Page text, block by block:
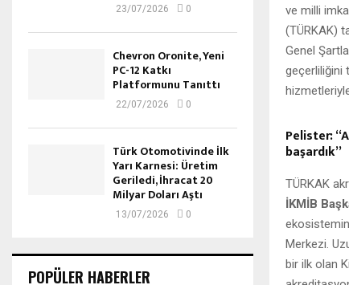
ve milli
(TÜRKAK)
Genel
geçerliliğini
Pelister:
başardık”
TÜRKAK
İKMİB
Merkezi.
bir ilk olan
23/07/2026 0
Chevron Oronite, Yeni
PC-12 Katkı
Platformunu Tanıttı
22/07/2026 0
Türk Otomotivinde İlk
Yarı Karnesi: Üretim
Geriledi, İhracat 20
Milyar Doları Aştı
13/07/2026 0
POPÜLER HABERLER